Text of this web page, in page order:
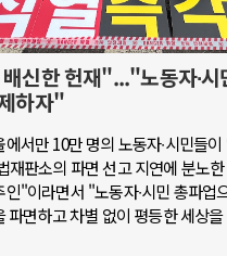
신한 헌재"..."노동자∙시
하자"
서만 10만 명의 노동자∙시민들
재판소의 파면 선고 지연에 분노
인"이라면서 "노동자∙시민 총파업
파면하고 차별 없이 평등한 세상